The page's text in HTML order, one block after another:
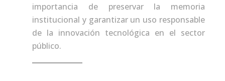
importancia de preservar la memoria
institucional y garantizar un uso responsable
de la innovación tecnológica en el sector
público.